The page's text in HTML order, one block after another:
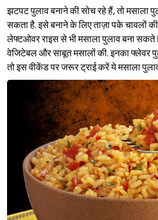
झटपट पुलाव बनाने की सोच रहे हैं, तो मसाला
सकता है. इसे बनाने के लिए ताज़ा पके चावलों
लेफ्टओवर राइस से भी मसाला पुलाव बना
वेजिटेबल और साबूत मसालों की. इनका फ्लेवर
तो इस वीकेंड पर जरूर ट्राई करें ये मसाला